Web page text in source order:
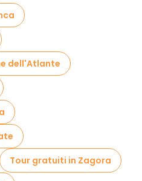
Hotel Argana
Taghazout bay
Agadir Marina
dell'Atlante
Tour gratuiti in Zagora